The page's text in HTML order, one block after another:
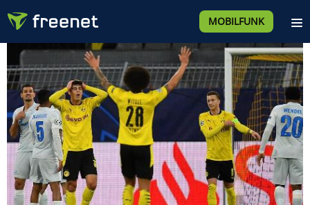
MOBILFUNK